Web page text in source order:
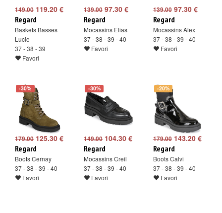
149.00 119.20 €
Regard
Baskets Basses
Lucie
37 - 38 - 39
Favori
139.0097.30 €
Regard
Mocassins Elias
37 - 38 - 39 - 40
Favori
139.0097.30 €
Regard
Mocassins Alex
37 - 38 - 39 - 40
Favori
-30%
179.00 125.30 €
Regard
Boots Cernay
37 - 38 - 39 - 40
Favori
-30%
149.00104.30 €
Regard
Mocassins Creil
37 - 38 - 39 - 40
Favori
-20%
179.00143.20 €
Regard
Boots Calvi
37 - 38 - 39 - 40
Favori